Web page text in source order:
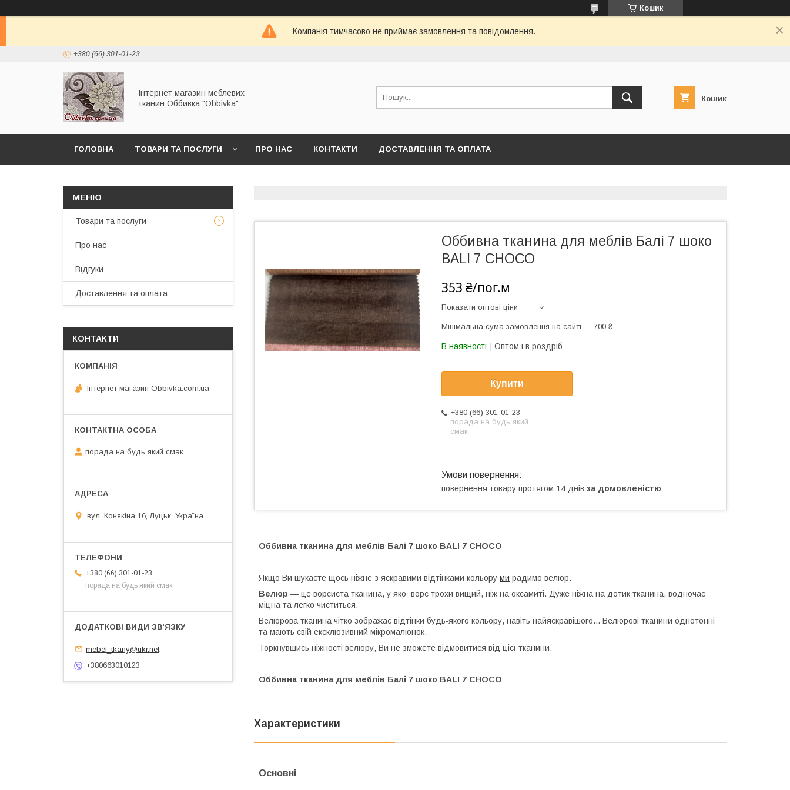
Кошик
Компанія тимчасово не приймає замовлення та повідомлення.
+380 (66) 301-01-23
Інтернет магазин меблевих
тканин Оббивка "Obbivka"
Кошик
ГОЛОВНА ТОВАРИ ТА ПОСЛУГИ ПРО НАС КОНТАКТИ ДОСТАВЛЕННЯ ТА ОПЛАТА
Оббивна тканина для меблів Балі 7 шоко
BALI 7 CHOCO
353 ₴/пог.м
Показати оптові ціни
Мінімальна сума замовлення на сайті — 700 ₴
В наявності Оптом і в роздріб
Купити
+380 (66) 301-01-23
порада на будь який
смак
повернення товару протягом 14 днів за домовленістю
Оббивна тканина для меблів Балі 7 шоко BALI 7 CHOCO
Якщо Ви шукаєте щось ніжне з яскравими відтінками кольору ми радимо велюр.
Велюр — це ворсиста тканина, у якої ворс трохи вищий, ніж на оксамиті. Дуже ніжна на дотик тканина, водночас
міцна та легко чиститься.
Велюрова тканина чітко зображає відтінки будь-якого кольору, навіть найяскравішого... Велюрові тканини однотонні
та мають свій ексклюзивний мікромалюнок.
Торкнувшись ніжності велюру, Ви не зможете відмовитися від цієї тканини.
Оббивна тканина для меблів Балі 7 шоко BALI 7 CHOCO
Характеристики
Основні
Товари та послуги
Про нас
Відгуки
Доставлення та оплата
КОНТАКТИ
Інтернет магазин Obbivka.com.ua
порада на будь який смак
вул. Конякіна 16, Луцьк, Україна
+380 (66) 301-01-23
порада на будь який смак
mebel_tkany@ukr.net
+380663010123